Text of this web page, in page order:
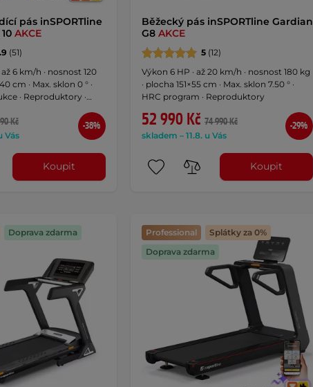
pás inSPORTline
AKCE
(51)
6 km/h · nosnost 120
cm · Max. sklon 0 ° ·
· Reproduktory ·
Kč
Vás
-38%
Koupit
Běžecký pás inSPORTline Gardian
G8 AKCE
5(12)
Výkon 6 HP · až 20 km/h · nosnost 180 kg
· plocha 151×55 cm · Max. sklon 7.50 ° ·
HRC program · Reproduktory
52 990 Kč 74 990 Kč
skladem – 11.8. u Vás
-29%
Koupit
Doprava zdarma
Professional
Splátky za 0%
Doprava zdarma